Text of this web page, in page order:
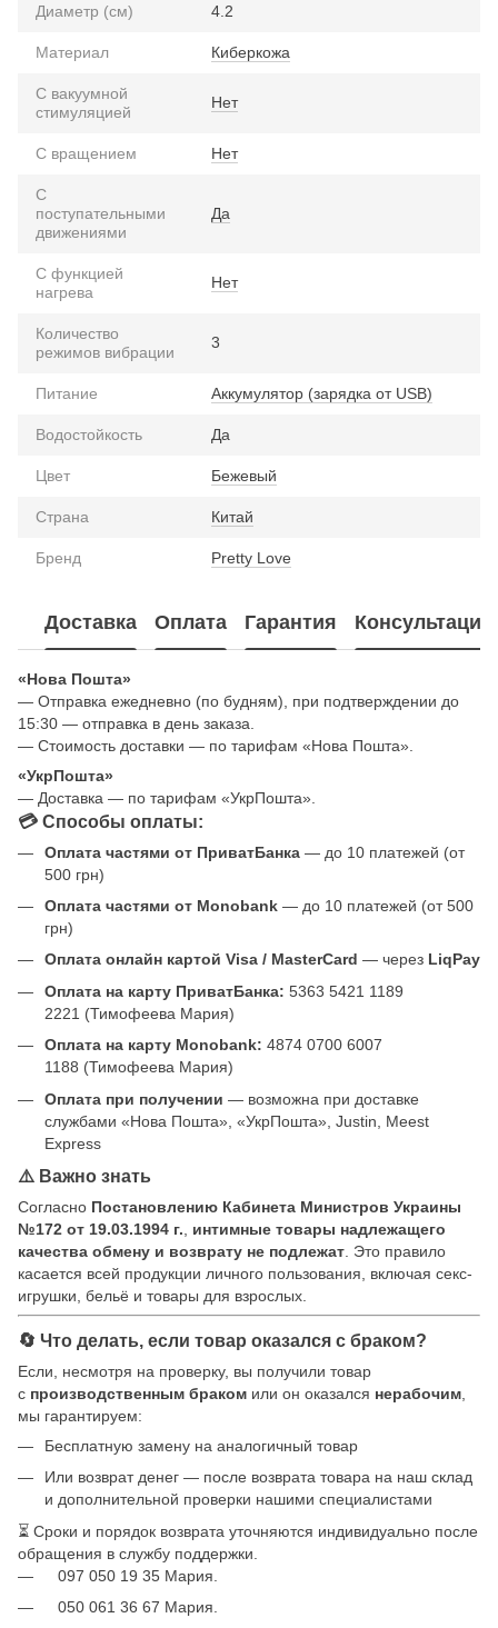
Диаметр (см) 4.2
Материал Киберкожа
С вакуумной
стимуляцией
Нет
С вращением Нет
С
поступательными
движениями
Да
С функцией
нагрева
Нет
Количество
режимов вибрации
3
Питание Аккумулятор (зарядка от USB)
Водостойкость Да
Цвет Бежевый
Страна Китай
Бренд Pretty Love
Доставка Оплата Гарантия Консультация
«Нова Пошта»
— Отправка ежедневно (по будням), при подтверждении до
15:30 — отправка в день заказа.
— Стоимость доставки — по тарифам «Нова Пошта».
«УкрПошта»
— Доставка — по тарифам «УкрПошта».
💳 Способы оплаты:
Оплата частями от ПриватБанка — до 10 платежей (от
500 грн)
Оплата частями от Monobank — до 10 платежей (от 500
грн)
Оплата онлайн картой Visa / MasterCard — через LiqPay
Оплата на карту ПриватБанка: 5363 5421 1189
2221 (Тимофеева Мария)
Оплата на карту Monobank: 4874 0700 6007
1188 (Тимофеева Мария)
Оплата при получении — возможна при доставке
службами «Нова Пошта», «УкрПошта», Justin, Meest
Express
⚠️ Важно знать
Согласно Постановлению Кабинета Министров Украины
№172 от 19.03.1994 г.
интимные товары надлежащего
качества обмену и возврату не подлежат . Это правило
касается всей продукции личного пользования, включая секс-
игрушки, бельё и товары для взрослых.
🔄 Что делать, если товар оказался с браком?
Если, несмотря на проверку, вы получили товар
с производственным браком или он оказался нерабочим
мы гарантируем:
Бесплатную замену на аналогичный товар
Или возврат денег — после возврата товара на наш склад
и дополнительной проверки нашими специалистами
⏳ Сроки и порядок возврата уточняются индивидуально после
обращения в службу поддержки.
097 050 19 35 Мария.
050 061 36 67 Мария.